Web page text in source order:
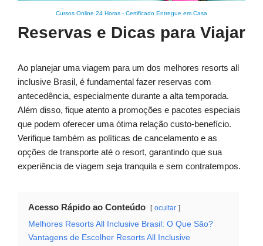
Cursos Online 24 Horas - Certificado Entregue em Casa
Reservas e Dicas para Viajar
Ao planejar uma viagem para um dos melhores resorts all
inclusive Brasil, é fundamental fazer reservas com
antecedência, especialmente durante a alta temporada.
Além disso, fique atento a promoções e pacotes especiais
que podem oferecer uma ótima relação custo-benefício.
Verifique também as políticas de cancelamento e as
opções de transporte até o resort, garantindo que sua
experiência de viagem seja tranquila e sem contratempos.
Acesso Rápido ao Conteúdo ocultar
Melhores Resorts All Inclusive Brasil: O Que São?
Vantagens de Escolher Resorts All Inclusive